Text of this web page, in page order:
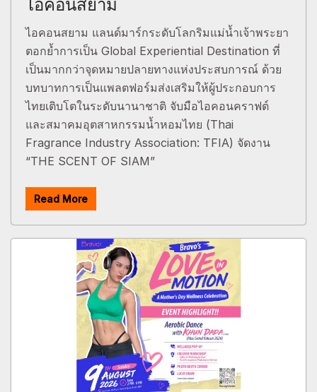
ไอคอนสยาม
ไอคอนสยาม แลนด์มาร์กระดับโลกริมแม่น้ำเจ้าพระยา
ตอกย้ำการเป็น Global Experiential Destination ที่
เป็นมากกว่าจุดหมายปลายทางแห่งประสบการณ์ ด้วย
บทบาทการเป็นแพลตฟอร์มส่งเสริมให้ผู้ประกอบการ
ไทยเติบโตในระดับนานาชาติ จับมือไอคอนคราฟต์
และสมาคมอุตสาหกรรมน้ำหอมไทย (Thai
Fragrance Industry Association: TFIA) จัดงาน
“THE SCENT OF SIAM”
Read More